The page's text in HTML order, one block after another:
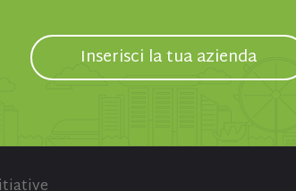
Inserisci la tua azienda